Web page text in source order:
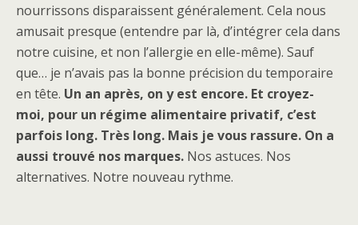
nourrissons disparaissent généralement. Cela nous
amusait presque (entendre par là, d’intégrer cela dans
notre cuisine, et non l’allergie en elle-même). Sauf
que… je n’avais pas la bonne précision du temporaire
en tête. Un an après, on y est encore. Et croyez-
moi, pour un régime alimentaire privatif, c’est
parfois long. Très long. Mais je vous rassure. On a
aussi trouvé nos marques. Nos astuces. Nos
alternatives. Notre nouveau rythme.